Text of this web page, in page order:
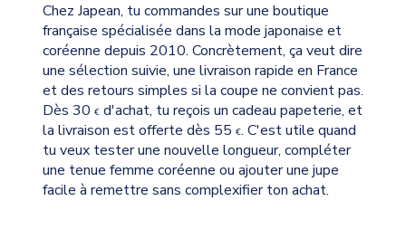
Chez Japean, tu commandes sur une boutique
française spécialisée dans la mode japonaise et
coréenne depuis 2010. Concrètement, ça veut dire
une sélection suivie, une livraison rapide en France
et des retours simples si la coupe ne convient pas.
Dès 30 €d'achat, tu reçois un cadeau papeterie, et
la livraison est offerte dès 55 €. C'est utile quand
tu veux tester une nouvelle longueur, compléter
une tenue femme coréenne ou ajouter une jupe
facile à remettre sans complexifier ton achat.